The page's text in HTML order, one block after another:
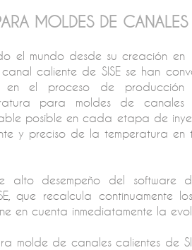
MOLDES DE
el mundo desde su creación en
caliente de SISE se han
en el proceso de
para moldes de canales
posible en cada etapa de
y preciso de la temperatura en
alto desempeño del software
que recalcula continuamente
cuenta inmediatamente la
molde de canales calientes de